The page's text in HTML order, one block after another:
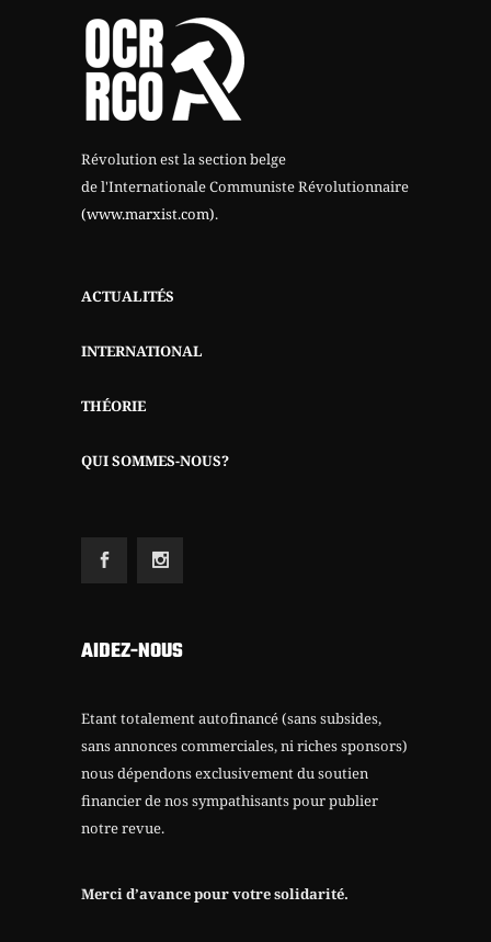
Révolution est la section belge
de l'Internationale Communiste Révolutionnaire
(www.marxist.com).
ACTUALITÉS
INTERNATIONAL
THÉORIE
QUI SOMMES-NOUS?
AIDEZ-NOUS
Etant totalement autofinancé (sans subsides,
sans annonces commerciales, ni riches sponsors)
nous dépendons exclusivement du soutien
financier de nos sympathisants pour publier
notre revue.
Merci d’avance pour votre solidarité.